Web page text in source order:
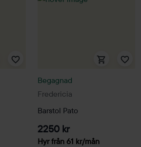
Fredericia
Begagnad
Barstol Pato
2250 kr
Hyr från 61 kr/mån